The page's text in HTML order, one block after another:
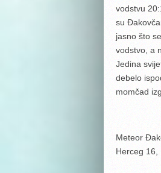
vodstvu
su
jasno što
vodstvo, a
Jedina
debelo
momčad
Meteor
Herceg 16,